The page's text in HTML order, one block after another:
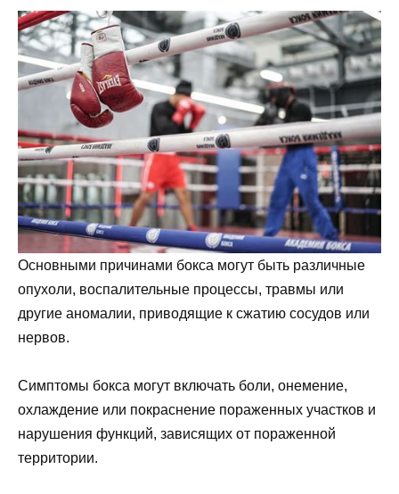
Основными причинами бокса могут быть различные
опухоли, воспалительные процессы, травмы или
другие аномалии, приводящие к сжатию сосудов или
нервов.
Симптомы бокса могут включать боли, онемение,
охлаждение или покраснение пораженных участков и
нарушения функций, зависящих от пораженной
территории.